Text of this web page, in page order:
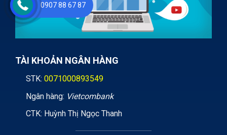
TÀI KHOẢN NGÂN HÀNG
STK: 0071000893549
Ngân hàng: Vietcombank
CTK: Huỳnh Thị Ngọc Thanh
0907 88 67 87